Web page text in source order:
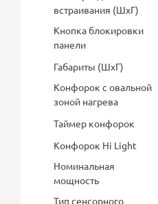
встраивания (ШхГ)
Кнопка блокировки
панели
Габариты (ШхГ)
Конфорок с овальной
зоной нагрева
Таймер конфорок
Конфорок Hi Light
Номинальная
мощность
Тип сенсорного